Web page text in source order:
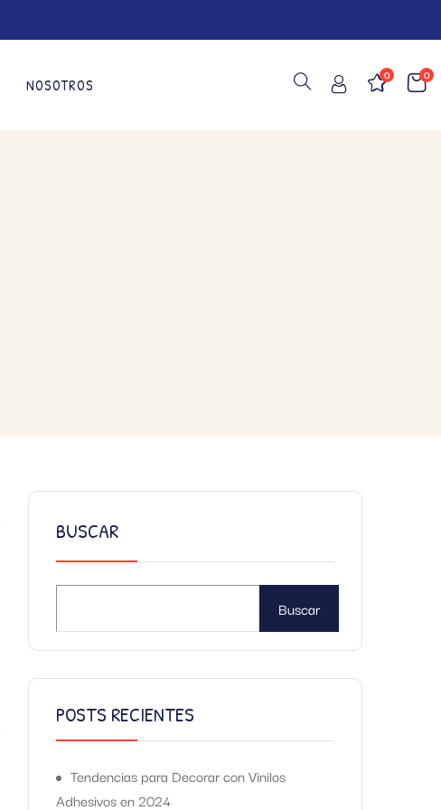
NOSOTROS
0
0
BUSCAR
Buscar
POSTS RECIENTES
Tendencias para Decorar con Vinilos
Adhesivos en 2024